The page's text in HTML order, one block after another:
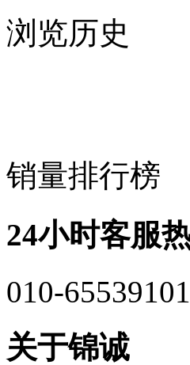
浏览历史
销量排行榜
24小时客服
010-65539101
关于锦诚